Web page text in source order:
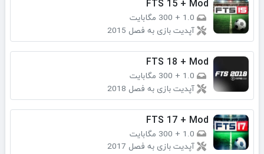
FTS 15 + Mod
1.0
+ 300 مگابایت
آپدیت بازی به فصل 2015
FTS 18 + Mod
1.0
+ 300 مگابایت
آپدیت بازی به فصل 2018
FTS 17 + Mod
1.0
+ 300 مگابایت
آپدیت بازی به فصل 2017